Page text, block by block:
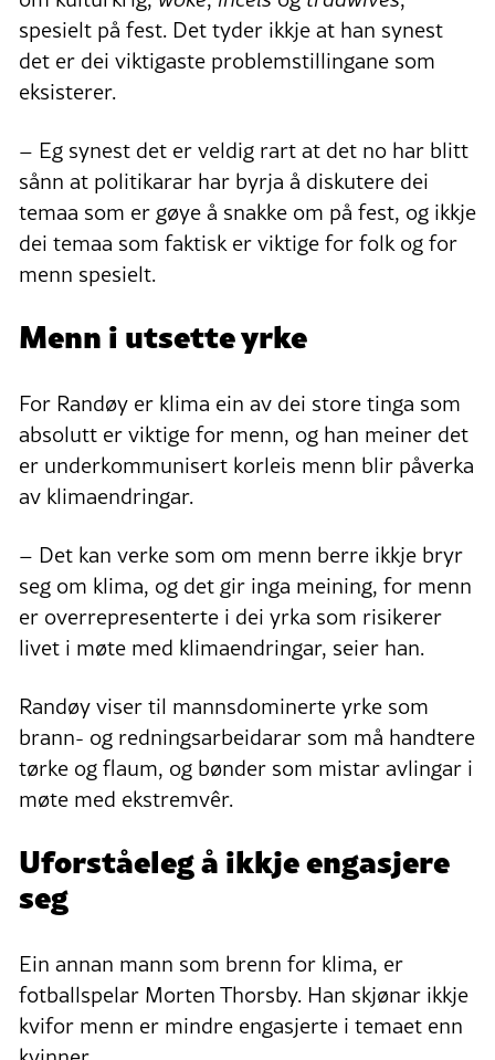
spesielt på fest. Det tyder ikkje at han synest
det er dei viktigaste problemstillingane som
eksisterer.
– Eg synest det er veldig rart at det no har blitt
sånn at politikarar har byrja å diskutere dei
temaa som er gøye å snakke om på fest, og ikkje
dei temaa som faktisk er viktige for folk og for
menn spesielt.
Menn i utsette yrke
For Randøy er klima ein av dei store tinga som
absolutt er viktige for menn, og han meiner det
er underkommunisert korleis menn blir påverka
av klimaendringar.
– Det kan verke som om menn berre ikkje bryr
seg om klima, og det gir inga meining, for menn
er overrepresenterte i dei yrka som risikerer
livet i møte med klimaendringar, seier han.
Randøy viser til mannsdominerte yrke som
brann- og redningsarbeidarar som må handtere
tørke og flaum, og bønder som mistar avlingar i
møte med ekstremvêr.
Uforståeleg å ikkje engasjere
seg
Ein annan mann som brenn for klima, er
fotballspelar Morten Thorsby. Han skjønar ikkje
kvifor menn er mindre engasjerte i temaet enn